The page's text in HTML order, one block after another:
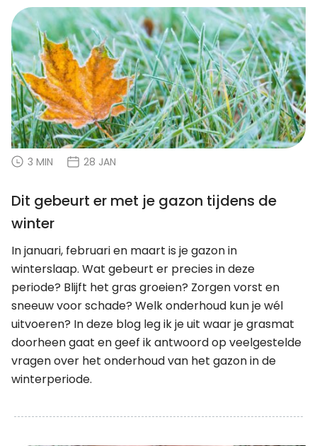
3 MIN 28 JAN
Dit gebeurt er met je gazon tijdens de
winter
In januari, februari en maart is je gazon in
winterslaap. Wat gebeurt er precies in deze
periode? Blijft het gras groeien? Zorgen vorst en
sneeuw voor schade? Welk onderhoud kun je wél
uitvoeren? In deze blog leg ik je uit waar je grasmat
doorheen gaat en geef ik antwoord op veelgestelde
vragen over het onderhoud van het gazon in de
winterperiode.